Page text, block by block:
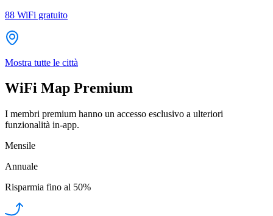
88 WiFi gratuito
Mostra tutte le città
WiFi Map Premium
I membri premium hanno un accesso esclusivo a ulteriori
funzionalità in-app.
Mensile
Annuale
Risparmia fino al 50%